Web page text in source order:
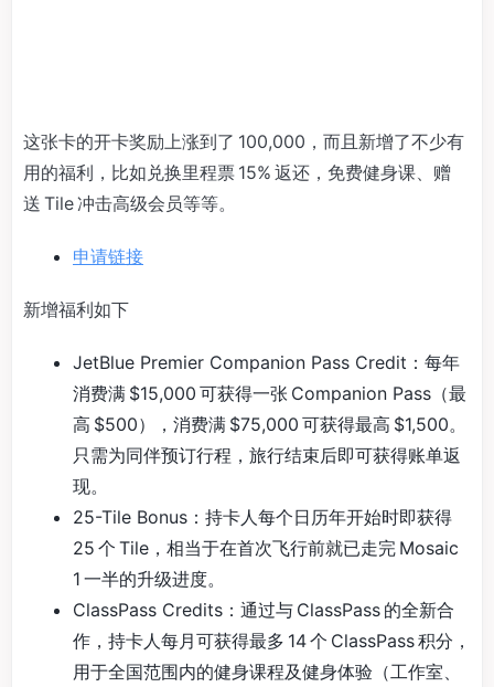
这张卡的开卡奖励上涨到了 100,000，而且新增了不少有
用的福利，比如兑换里程票 15% 返还，免费健身课、赠
送 Tile 冲击高级会员等等。
申请链接
新增福利如下
JetBlue Premier Companion Pass Credit：每年
消费满 $15,000 可获得一张 Companion Pass（最
高 $500），消费满 $75,000 可获得最高 $1,500。
只需为同伴预订行程，旅行结束后即可获得账单返
现。
25-Tile Bonus：持卡人每个日历年开始时即获得
25 个 Tile，相当于在首次飞行前就已走完 Mosaic
1 一半的升级进度。
ClassPass Credits：通过与 ClassPass 的全新合
作，持卡人每月可获得最多 14 个 ClassPass 积分，
用于全国范围内的健身课程及健身体验（工作室、